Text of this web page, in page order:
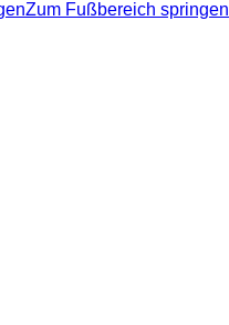
Zum Fußbereich springen